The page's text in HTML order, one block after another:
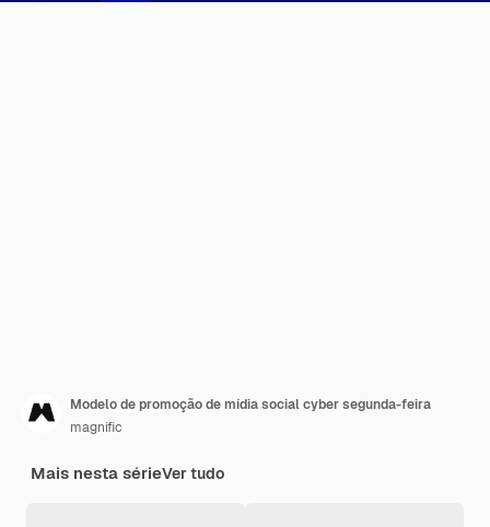
Modelo de promoção de mídia social cyber segunda-feira
magnific
Mais nesta sérieVer tudo